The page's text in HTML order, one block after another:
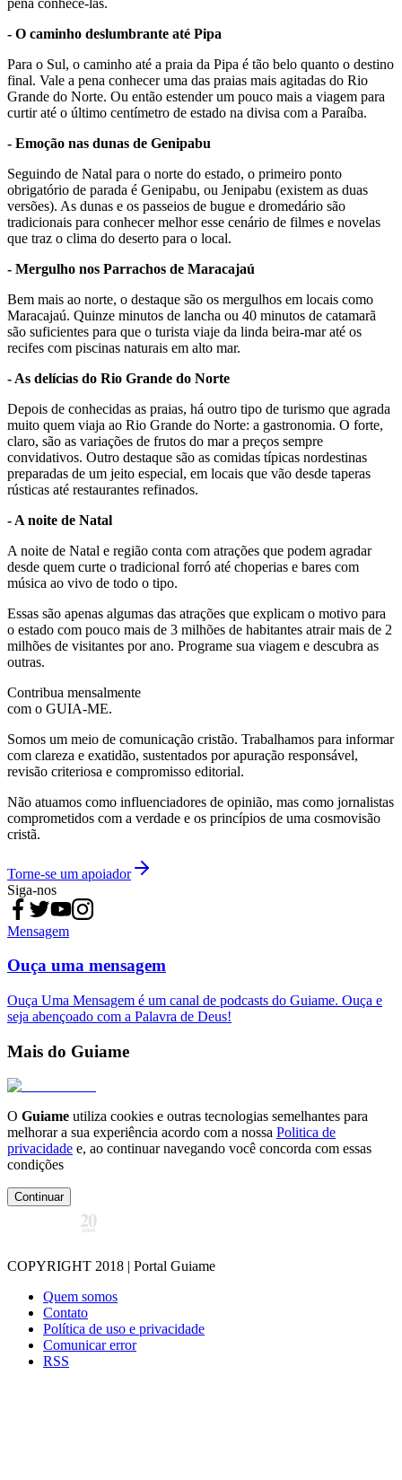
- O caminho deslumbrante até Pipa
Para o Sul, o caminho até a praia da Pipa é tão belo quanto o destino
final. Vale a pena conhecer uma das praias mais agitadas do Rio
Grande do Norte. Ou então estender um pouco mais a viagem para
curtir até o último centímetro de estado na divisa com a Paraíba.
- Emoção nas dunas de Genipabu
Seguindo de Natal para o norte do estado, o primeiro ponto
obrigatório de parada é Genipabu, ou Jenipabu (existem as duas
versões). As dunas e os passeios de bugue e dromedário são
tradicionais para conhecer melhor esse cenário de filmes e novelas
que traz o clima do deserto para o local.
- Mergulho nos Parrachos de Maracajaú
Bem mais ao norte, o destaque são os mergulhos em locais como
Maracajaú. Quinze minutos de lancha ou 40 minutos de catamarã
são suficientes para que o turista viaje da linda beira-mar até os
recifes com piscinas naturais em alto mar.
- As delícias do Rio Grande do Norte
Depois de conhecidas as praias, há outro tipo de turismo que agrada
muito quem viaja ao Rio Grande do Norte: a gastronomia. O forte,
claro, são as variações de frutos do mar a preços sempre
convidativos. Outro destaque são as comidas típicas nordestinas
preparadas de um jeito especial, em locais que vão desde taperas
rústicas até restaurantes refinados.
- A noite de Natal
A noite de Natal e região conta com atrações que podem agradar
desde quem curte o tradicional forró até choperias e bares com
música ao vivo de todo o tipo.
Essas são apenas algumas das atrações que explicam o motivo para
o estado com pouco mais de 3 milhões de habitantes atrair mais de 2
milhões de visitantes por ano. Programe sua viagem e descubra as
outras.
Contribua mensalmente
com o GUIA-ME.
Somos um meio de comunicação cristão. Trabalhamos para informar
com clareza e exatidão, sustentados por apuração responsável,
revisão criteriosa e compromisso editorial.
Não atuamos como influenciadores de opinião, mas como jornalistas
comprometidos com a verdade e os princípios de uma cosmovisão
cristã.
Torne-se um apoiador
Siga-nos
Mensagem
Ouça uma mensagem
Ouça Uma Mensagem é um canal de podcasts do Guiame. Ouça e
seja abençoado com a Palavra de Deus!
Mais do Guiame
O Guiame utiliza cookies e outras tecnologias semelhantes para
melhorar a sua experiência acordo com a nossa Politica de
privacidade e, ao continuar navegando você concorda com essas
condições
Continuar
COPYRIGHT 2018 | Portal Guiame
Quem somos
Contato
Política de uso e privacidade
Comunicar error
RSS